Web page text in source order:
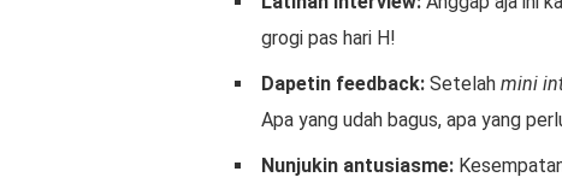
grogi pas hari H!
Dapetin feedback: Setelah mini
Apa yang udah bagus, apa yang
Nunjukin antusiasme: